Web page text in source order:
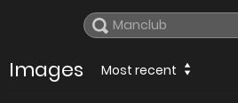
Images Most recent